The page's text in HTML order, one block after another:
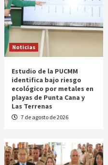
Noticias
Estudio de la PUCMM
identifica bajo riesgo
ecológico por metales en
playas de Punta Cana y
Las Terrenas
7 de agosto de 2026